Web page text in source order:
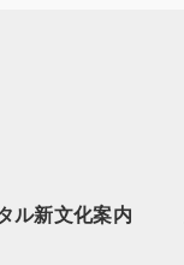
ル新文化案内